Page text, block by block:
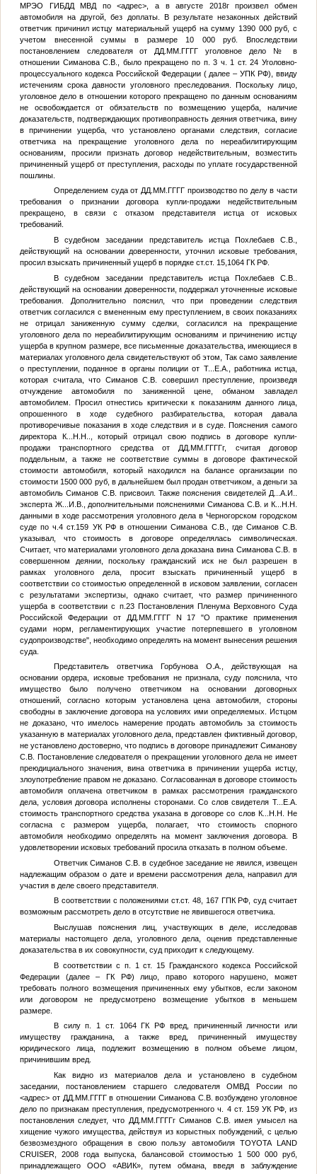
МРЭО ГИБДД МВД по<адрес> , а в августе 2018г произвел обмен
автомобиля на другой, без доплаты. В результате незаконных действий
ответчик причинил истцу материальный ущерб на сумму 1390 000 руб, с
учетом внесенной суммы в размере 10 000 руб. Впоследствии
постановлением следователя от ДД.ММ.ГГГГ уголовное дело №
в
отношении Симанова С.В., было прекращено по п. 3 ч. 1 ст. 24 Уголовно-
процессуального кодекса Российской Федерации ( далее – УПК РФ), ввиду
истечениям срока давности уголовного преследования. Поскольку лицо,
уголовное дело в отношении которого прекращено по данным основаниям
не освобождается от обязательств по возмещению ущерба, наличие
доказательств, подтверждающих противоправность деяния ответчика, вину
в причинении ущерба, что установлено органами следствия, согласие
ответчика на прекращение уголовного дела по нереабилитирующим
основаниям, просили признать договор недействительным, возместить
причиненный ущерб от преступления, расходы по уплате государственной
пошлины.
Определением суда от ДД.ММ.ГГГГпроизводство по делу в части
требования о признании договора купли-продажи недействительным
прекращено, в связи с отказом представителя истца от исковых
требований.
В судебном заседании представитель истца Похлебаев С.В.,
действующий на основании доверенности, уточнил исковые требования,
просил взыскать причиненный ущерб в порядке ст.ст. 15,1064 ГК РФ.
В судебном заседании представитель истца Похлебаев С.В..
действующий на основании доверенности, поддержал уточненные исковые
требования. Дополнительно пояснил, что при проведении следствия
ответчик согласился с вмененным ему преступлением, в своих показаниях
не отрицал заниженную сумму сделки, согласился на прекращение
уголовного дела по нереабилитирующим основаниям и причинению истцу
ущерба в крупном размере, все письменные доказательства, имеющиеся в
материалах уголовного дела свидетельствуют об этом, Так само заявление
о преступлении, поданное в органы полиции от Т...Е.А.
, работника истца,
которая считала, что Симанов С.В. совершил преступление, произведя
отчуждение автомобиля по заниженной цене, обманом завладел
автомобилем. Просил отнестись критически к показаниям данного лица,
опрошенного в ходе судебного разбирательства, которая давала
противоречивые показания в ходе следствия и в суде. Пояснения самого
директора К...Н.Н.
., который отрицал свою подпись в договоре купли-
продажи транспортного средства от ДД.ММ.ГГГГг, считая договор
поддельным, а также не соответствие суммы в договоре фактической
стоимости автомобиля, который находился на балансе организации по
стоимости 1500 000 руб, в дальнейшем был продан ответчиком, а деньги за
автомобиль Симанов С.В. присвоил. Также пояснения свидетелей Д...А.И.
эксперта Ж...И.В. , дополнительными пояснениями Симанова С.В. иК...Н.Н.
данными в ходе рассмотрения уголовного дела в Черногорском городском
суде по ч.4 ст.159 УК РФ в отношении Симанова С.В., где Симанов С.В.
указывал, что стоимость в договоре определялась символическая.
Считает, что материалами уголовного дела доказана вина Симанова С.В. в
совершенном деянии, поскольку гражданский иск не был разрешен в
рамках уголовного дела, просит взыскать причиненный ущерб в
соответствии со стоимостью определенной в исковом заявлении, согласен
с результатами экспертизы, однако считает, что размер причиненного
ущерба в соответствии с п.23 Постановления Пленума Верховного Суда
Российской Федерации от
ДД.ММ.ГГГГN 17 "О практике применения
судами норм, регламентирующих участие потерпевшего в уголовном
судопроизводстве", необходимо определять на момент вынесения решения
суда.
Представитель ответчика Горбунова О.А., действующая на
основании ордера, исковые требования не признала, суду пояснила, что
имущество было получено ответчиком на основании договорных
отношений, согласно которым установлена цена автомобиля, стороны
свободны в заключение договора на условиях ими определяемых. Истцом
не доказано, что имелось намерение продать автомобиль за стоимость
указанную в материалах уголовного дела, представлен фиктивный договор,
не установлено достоверно, что подпись в договоре принадлежит Симанову
С.В. Постановление следователя о прекращении уголовного дела не имеет
преюдициального значения, вина ответчика в причинении ущерба истцу,
злоупотребление правом не доказано. Согласованная в договоре стоимость
автомобиля оплачена ответчиком в рамках рассмотрения гражданского
дела, условия договора исполнены сторонами. Со слов свидетеляТ...Е.А.
стоимость транспортного средства указана в договоре со слов К...Н.Н.
Не
согласна с размером ущерба, полагает, что стоимость спорного
автомобиля необходимо определять на момент заключения договора. В
удовлетворении исковых требований просила отказать в полном объеме.
Ответчик Симанов С.В. в судебное заседание не явился, извещен
надлежащим образом о дате и времени рассмотрения дела, направил для
участия в деле своего представителя.
В соответствии с положениями ст.ст. 48, 167 ГПК РФ, суд считает
возможным рассмотреть дело в отсутствие не явившегося ответчика.
Выслушав пояснения лиц, участвующих в деле, исследовав
материалы настоящего дела, уголовного дела, оценив представленные
доказательства в их совокупности, суд приходит к следующему.
В соответствии с п. 1 ст. 15 Гражданского кодекса Российской
Федерации (далее – ГК РФ) лицо, право которого нарушено, может
требовать полного возмещения причиненных ему убытков, если законом
или договором не предусмотрено возмещение убытков в меньшем
размере.
В силу п. 1 ст. 1064 ГК РФ вред, причиненный личности или
имуществу гражданина, а также вред, причиненный имуществу
юридического лица, подлежит возмещению в полном объеме лицом,
причинившим вред.
Как видно из материалов дела и установлено в судебном
заседании, постановлением старшего следователя ОМВД России по
<адрес>от ДД.ММ.ГГГГв отношении Симанова С.В. возбуждено уголовное
дело по признакам преступления, предусмотренного ч. 4 ст. 159 УК РФ, из
постановления следует, что ДД.ММ.ГГГГг Симанов С.В. имея умысел на
хищение чужого имущества, действуя из корыстных побуждений, с целью
безвозмездного обращения в свою пользу автомобиля TOYOTA LAND
CRUISER, 2008 года выпуска, балансовой стоимостью 1 500 000 руб,
принадлежащего ООО «АВИК», путем обмана, введя в заблуждение